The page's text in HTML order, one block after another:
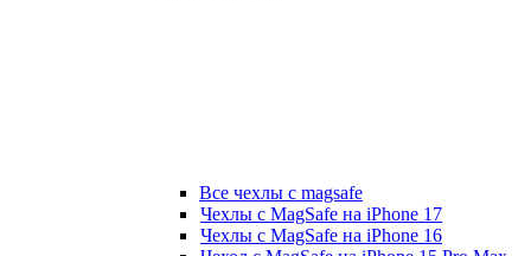
Все чехлы с magsafe
Чехлы с MagSafe на iPhone 17
Чехлы с MagSafe на iPhone 16